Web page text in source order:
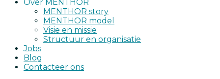
Over MENTHOR
MENTHOR story
MENTHOR model
Visie en missie
Structuur en organisatie
Jobs
Blog
Contacteer ons